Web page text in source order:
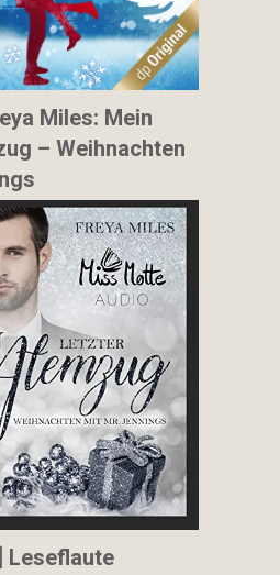
Miles: Mein
– Weihnachten
Leseflaute